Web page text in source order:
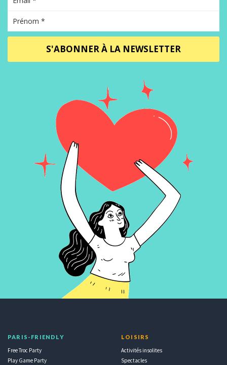
S'ABONNER À LA NEWSLETTER
PARIS-FRIENDLY
Free Troc Party
Play Game Party
LOISIRS
Activités insolites
Spectacles